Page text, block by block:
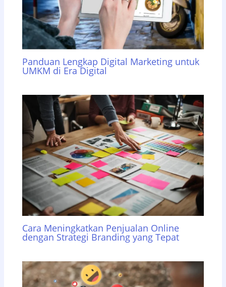
Panduan Lengkap Digital Marketing untuk
UMKM di Era Digital
Cara Meningkatkan Penjualan Online
dengan Strategi Branding yang Tepat